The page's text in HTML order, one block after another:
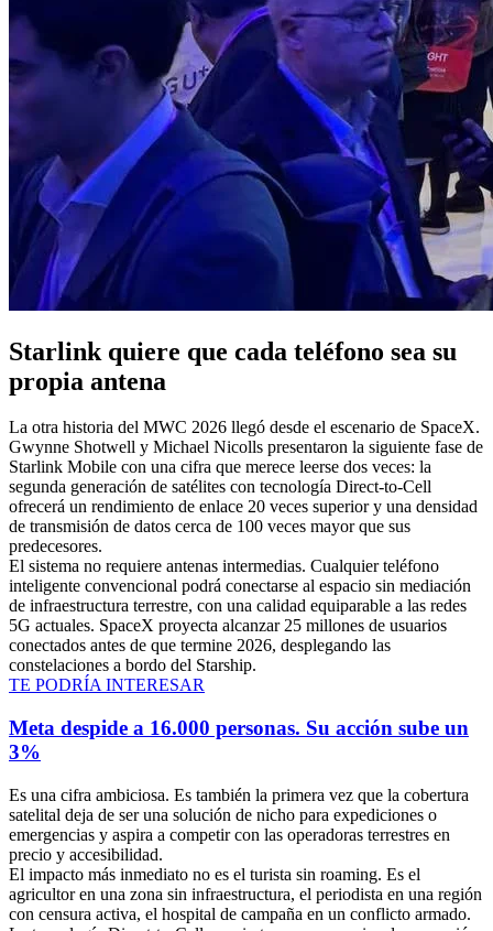
Starlink quiere que cada teléfono sea su
propia antena
La otra historia del MWC 2026 llegó desde el escenario de SpaceX.
Gwynne Shotwell y Michael Nicolls presentaron la siguiente fase de
Starlink Mobile con una cifra que merece leerse dos veces: la
segunda generación de satélites con tecnología Direct-to-Cell
ofrecerá un rendimiento de enlace 20 veces superior y una densidad
de transmisión de datos cerca de 100 veces mayor que sus
predecesores.
El sistema no requiere antenas intermedias. Cualquier teléfono
inteligente convencional podrá conectarse al espacio sin mediación
de infraestructura terrestre, con una calidad equiparable a las redes
5G actuales. SpaceX proyecta alcanzar 25 millones de usuarios
conectados antes de que termine 2026, desplegando las
constelaciones a bordo del Starship.
TE PODRÍA INTERESAR
Meta despide a 16.000 personas. Su acción sube un
3%
Es una cifra ambiciosa. Es también la primera vez que la cobertura
satelital deja de ser una solución de nicho para expediciones o
emergencias y aspira a competir con las operadoras terrestres en
precio y accesibilidad.
El impacto más inmediato no es el turista sin roaming. Es el
agricultor en una zona sin infraestructura, el periodista en una región
con censura activa, el hospital de campaña en un conflicto armado.